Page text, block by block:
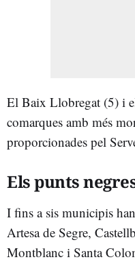
El Baix Llobregat (5) i
comarques amb més
proporcionades pel
Els punts
I fins a sis municipis
Artesa de Segre,
Montblanc i Santa